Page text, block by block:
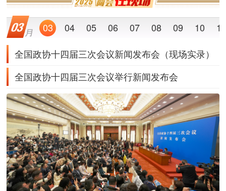
03 04 05 06 07 08 09 10 11
全国政协十四届三次会议新闻发布会（现场实录）
全国政协十四届三次会议举行新闻发布会